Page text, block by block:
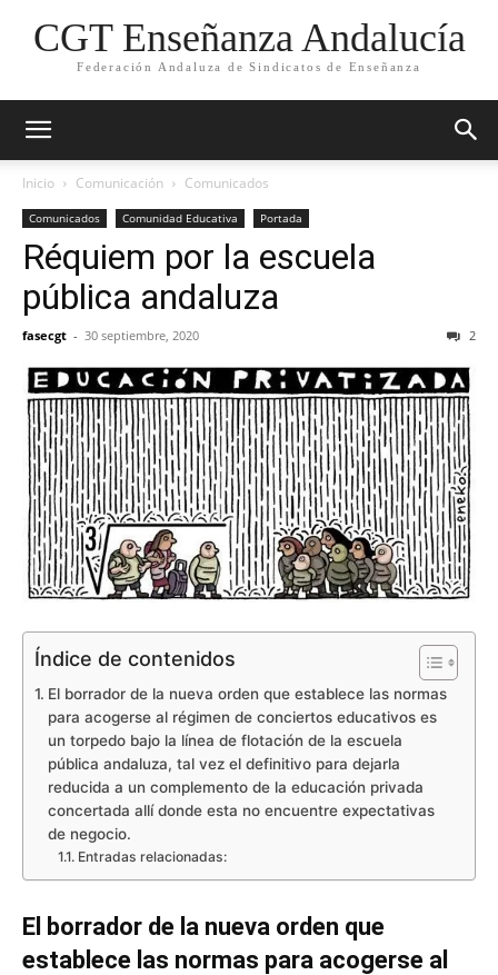
CGT Enseñanza Andalucía
Federación Andaluza de Sindicatos de Enseñanza
Inicio Comunicación Comunicados
Comunicados Comunidad Educativa Portada
Réquiem por la escuela
pública andaluza
fasecgt - 30 septiembre, 2020 2
Índice de contenidos
El borrador de la nueva orden que establece las normas
para acogerse al régimen de conciertos educativos es
un torpedo bajo la línea de flotación de la escuela
pública andaluza, tal vez el definitivo para dejarla
reducida a un complemento de la educación privada
concertada allí donde esta no encuentre expectativas
de negocio.
Entradas relacionadas:
El borrador de la nueva orden que
establece las normas para acogerse al